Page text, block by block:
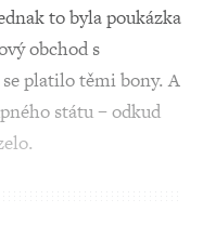
to byla poukázka
obchod s
platilo těmi bony. A
státu – odkud